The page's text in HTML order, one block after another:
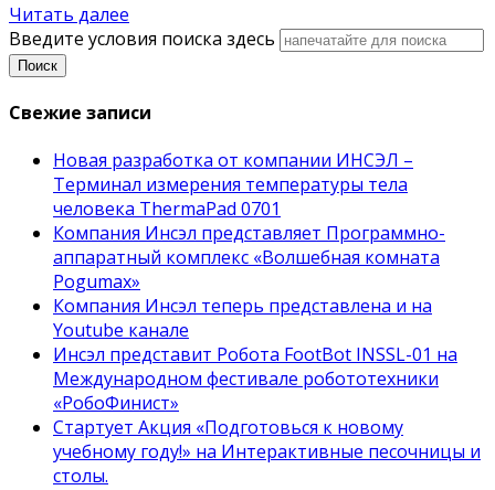
Читать далее
Введите условия поиска здесь
Поиск
Свежие записи
Новая разработка от компании ИНСЭЛ –
Терминал измерения температуры тела
человека ThermaPad 0701
Компания Инсэл представляет Программно-
аппаратный комплекс «Волшебная комната
Pogumax»
Компания Инсэл теперь представлена и на
Youtube канале
Инсэл представит Робота FootBot INSSL-01 на
Международном фестивале робототехники
«РобоФинист»
Стартует Акция «Подготовься к новому
учебному году!» на Интерактивные песочницы и
столы.